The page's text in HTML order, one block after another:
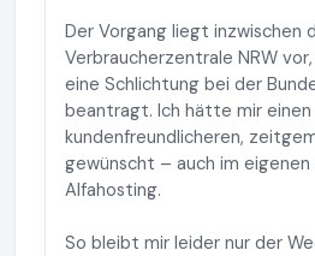
Der Vorgang liegt inzwischen
Verbraucherzentrale NRW
eine Schlichtung bei der
beantragt. Ich hätte mir einen
kundenfreundlicheren,
gewünscht – auch im
Alfahosting.
So bleibt mir leider nur der